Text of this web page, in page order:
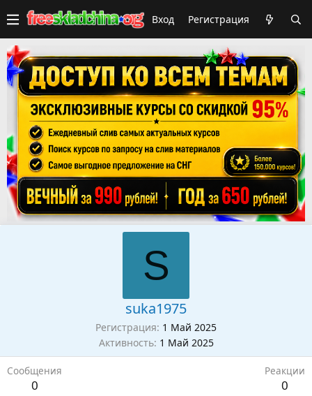
Вход Регистрация
S
suka1975
Регистрация 1 Май 2025
Активность 1 Май 2025
Сообщения
0
Реакции
0